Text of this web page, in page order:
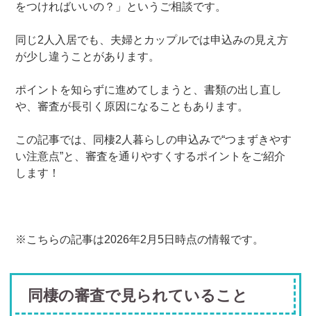
をつければいいの？」というご相談です。
同じ2人入居でも、夫婦とカップルでは申込みの見え方
が少し違うことがあります。
ポイントを知らずに進めてしまうと、書類の出し直し
や、審査が長引く原因になることもあります。
この記事では、同棲2人暮らしの申込みで“つまずきやす
い注意点”と、審査を通りやすくするポイントをご紹介
します！
※こちらの記事は2026年2月5日時点の情報です。
同棲の審査で見られていること